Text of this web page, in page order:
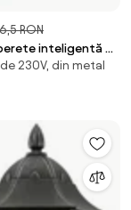
RON
inteligentă de
IP44 incl. Wifi
230V, din metal